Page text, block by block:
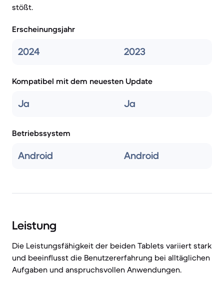
stößt.
Erscheinungsjahr
2024 2023
Kompatibel mit dem neuesten Update
Ja Ja
Betriebssystem
Android Android
Leistung
Die Leistungsfähigkeit der beiden Tablets variiert stark
und beeinflusst die Benutzererfahrung bei alltäglichen
Aufgaben und anspruchsvollen Anwendungen.